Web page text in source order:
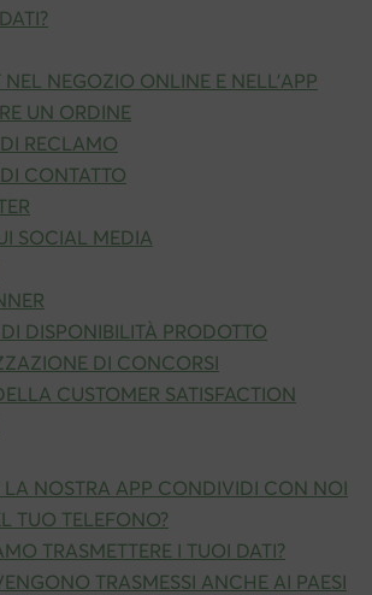
NEGOZIO ONLINE E NELL’APP
UN ORDINE
RECLAMO
CONTATTO
SOCIAL MEDIA
DISPONIBILITÀ PRODOTTO
DI CONCORSI
CUSTOMER SATISFACTION
NOSTRA APP CONDIVIDI CON NOI
TUO TELEFONO?
TRASMETTERE I TUOI DATI?
TRASMESSI ANCHE AI PAESI